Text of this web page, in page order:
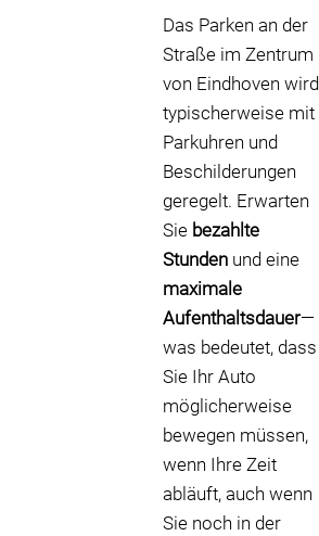
Das Parken an der
Straße im Zentrum
von Eindhoven wird
typischerweise mit
Parkuhren und
Beschilderungen
geregelt. Erwarten
Sie bezahlte
Stunden und eine
maximale
Aufenthaltsdauer—
was bedeutet, dass
Sie Ihr Auto
möglicherweise
bewegen müssen,
wenn Ihre Zeit
abläuft, auch wenn
Sie noch in der